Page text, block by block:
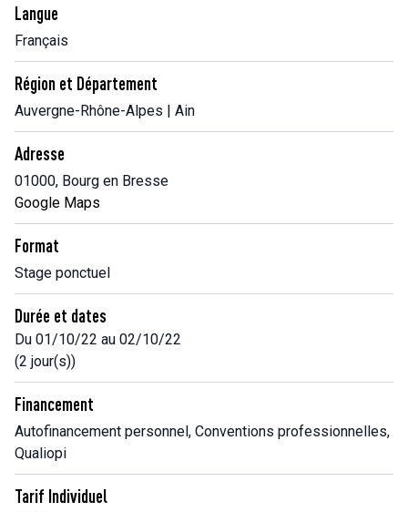
Langue
Français
Région et Département
Auvergne-Rhône-Alpes | Ain
Adresse
01000, Bourg en Bresse
Google Maps
Format
Stage ponctuel
Durée et dates
Du 01/10/22 au 02/10/22
(2 jour(s))
Financement
Autofinancement personnel, Conventions professionnelles,
Qualiopi
Tarif Individuel